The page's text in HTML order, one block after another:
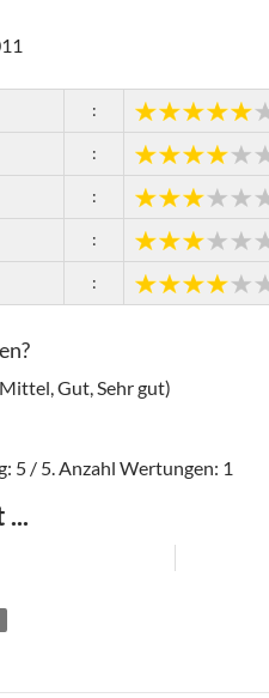
:
:
:
:
:
Gut, Sehr gut)
5 / 5. Anzahl Wertungen: 1